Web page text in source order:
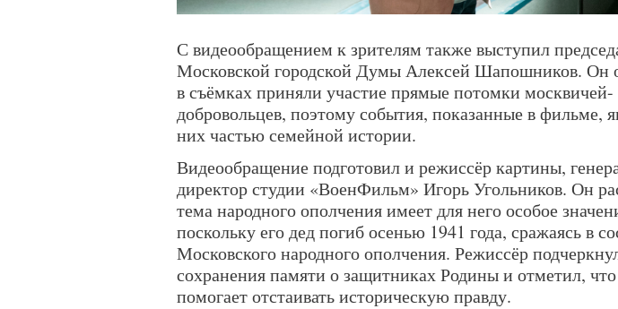
С видеообращением к зрителям также выступил
Московской городской Думы Алексей Шапошников. Он
в съёмках приняли участие прямые потомки москвичей-
добровольцев, поэтому события, показанные в фильме,
них частью семейной истории.
Видеообращение подготовил и режиссёр картины,
директор студии «ВоенФильм» Игорь Угольников. Он
тема народного ополчения имеет для него особое
поскольку его дед погиб осенью 1941 года, сражаясь в
Московского народного ополчения. Режиссёр
сохранения памяти о защитниках Родины и отметил,
помогает отстаивать историческую правду.